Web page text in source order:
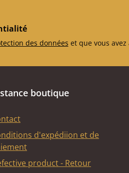
des données et que vous avez
boutique
d'expédiion et de
product - Retour